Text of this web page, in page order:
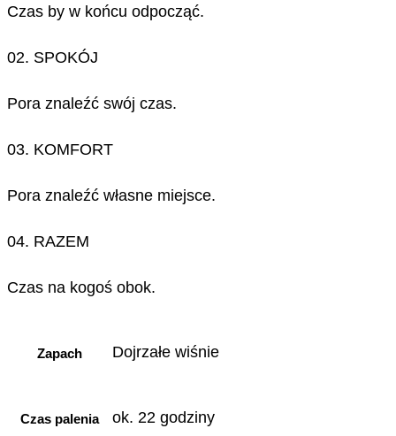
Czas by w końcu odpocząć.
02. SPOKÓJ
Pora znaleźć swój czas.
03. KOMFORT
Pora znaleźć własne miejsce.
04. RAZEM
Czas na kogoś obok.
Zapach Dojrzałe wiśnie
Czas palenia ok. 22 godziny